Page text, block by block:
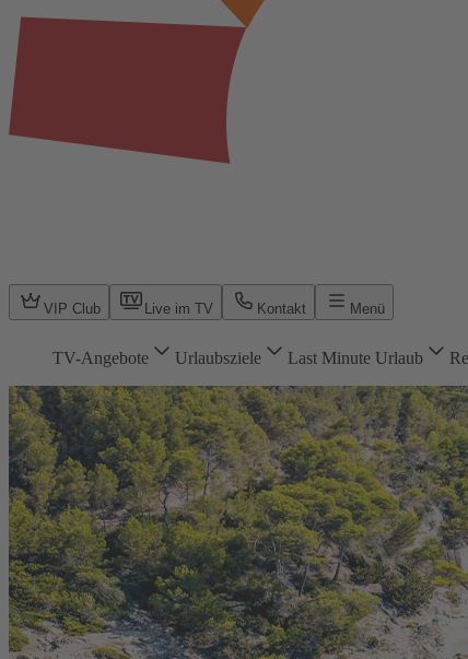
VIP Club Live im TV Kontakt Menü
TV-Angebote Urlaubsziele Last Minute Urlaub